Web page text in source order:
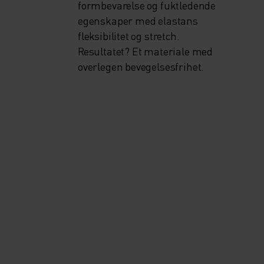
formbevarelse og fuktledende
egenskaper med elastans
fleksibilitet og stretch.
Resultatet? Et materiale med
overlegen bevegelsesfrihet.